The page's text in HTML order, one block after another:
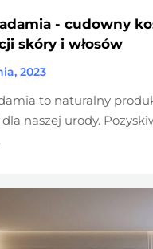
- cudowny
skóry i włosów
2023
to naturalny
naszej urody.